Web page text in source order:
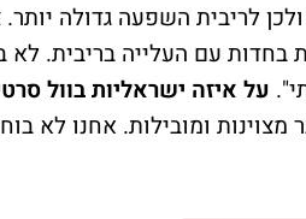
לריבית השפעה גדולה
בחדות עם העלייה בריבית.
על איזה ישראליות בוול
מצוינות ומובילות. אחנו לא